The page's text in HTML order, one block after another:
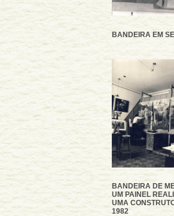
BANDEIRA EM
BANDEIRA DE
UM PAINEL
UMA
1982